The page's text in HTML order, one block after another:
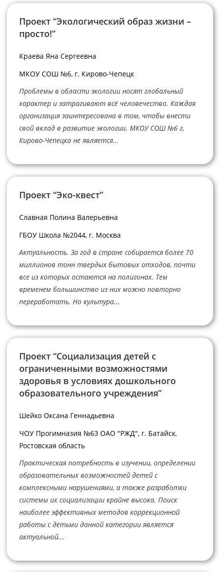
Проект “Экологический образ жизни –
просто!”
Краева Яна Сергеевна
МКОУ СОШ №6, г. Кирово-Чепецк
Проблемы в области экологии носят глобальный
характер и затрагивают всё человечество. Каждая
организация заинтересована в том, чтобы внести
свой вклад в развитие экологии. МКОУ СОШ №6 г.
Кирово-Чепецка не является...
Проект “Эко-квест”
Славная Полина Валерьевна
ГБОУ Школа №2044, г. Москва
Актуальность. За год в стране собирается более 70
миллионов тонн твердых бытовых отходов, почти
все из которых остаются на полигонах. Тем
временем большинство из них можно повторно
переработать. Но культура...
Проект “Социализация детей с
ограниченными возможностями
здоровья в условиях дошкольного
образовательного учреждения”
Шейко Оксана Геннадьевна
ЧОУ Прогимназия №63 ОАО "РЖД", г. Батайск,
Ростовская область
Практическая потребность в изучении, определении
образовательных возможностей детей с
комплексными нарушениями, а также разработки
системы их социализации крайне высока. Поиск
наиболее эффективных методов коррекционной
работы с детьми данной категории является
актуальной...